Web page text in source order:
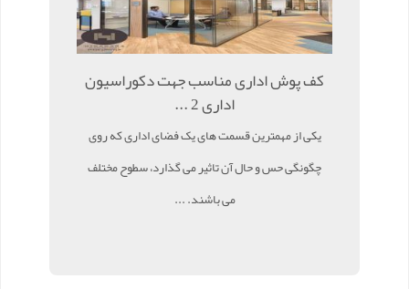
کف پوش اداری مناسب جهت دکوراسیون
اداری 2 ...
یکی از مهمترین قسمت های یک فضای اداری که روی
چگونگی حس و حال آن تاثیر می گذارد، سطوح مختلف
می باشند. ...